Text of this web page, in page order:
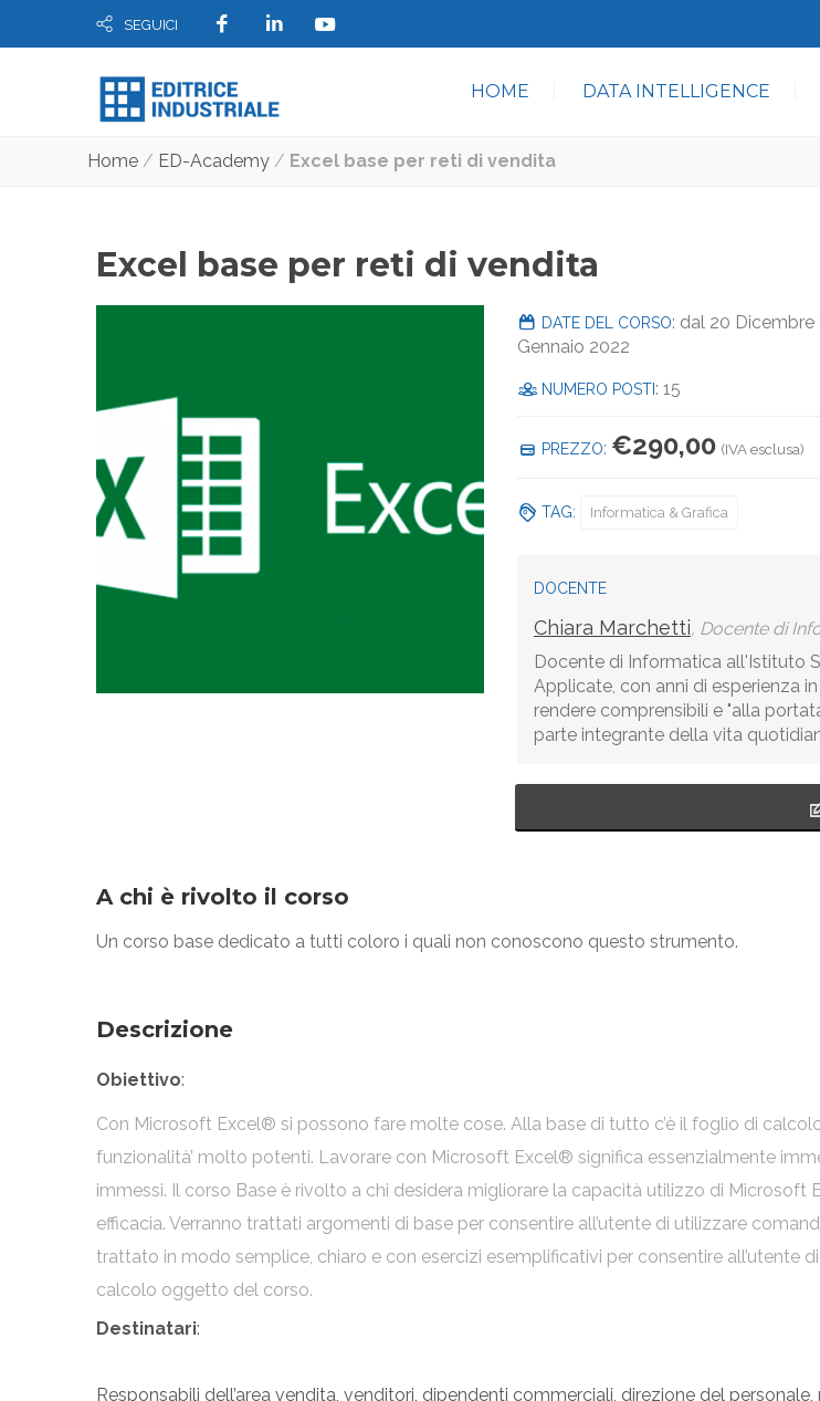
SEGUICI
HOME DATA INTELLIGENCE
Home / ED-Academy / Excel base per reti di vendita
Excel base per reti di vendita
DATE DEL CORSO: dal 20 Dicembre
Gennaio 2022
NUMERO POSTI : 15
PREZZO: €290,00 (IVA esclusa)
TAG: Informatica & Grafica
DOCENTE
Chiara Marchetti, Docente di
Docente di Informatica all'Istituto
Applicate, con anni di esperienza
rendere comprensibili e "alla
parte integrante della vita
A chi è rivolto il corso
Un corso base dedicato a tutti coloro i quali non conoscono questo strumento.
Descrizione
Obiettivo:
Con Microsoft Excel® si possono fare molte cose. Alla base di tutto c’è il foglio di
funzionalità’ molto potenti. Lavorare con Microsoft Excel® significa essenzialmente
immessi. Il corso Base è rivolto a chi desidera migliorare la capacità utilizzo di
efficacia. Verranno trattati argomenti di base per consentire all’utente di utilizzare
trattato in modo semplice, chiaro e con esercizi esemplificativi per consentire
calcolo oggetto del corso.
Destinatari:
Responsabili dell’area vendita, venditori, dipendenti commerciali, direzione del